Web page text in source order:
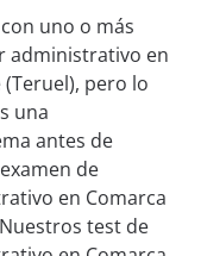
uno o más
administrativo en
pero lo
una
antes de
de
en Comarca
test de